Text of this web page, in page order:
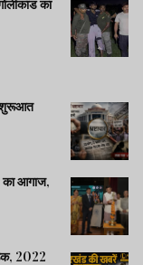
का
शुरूआत
आगाज,
2022